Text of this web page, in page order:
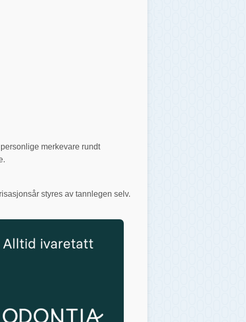
merkevare rundt
styres av tannlegen selv.